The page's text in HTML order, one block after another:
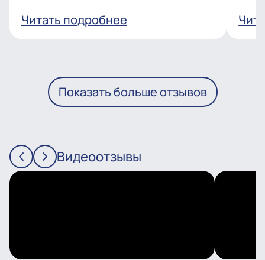
Читать подробнее
Показать больше отзывов
Видеоотзывы